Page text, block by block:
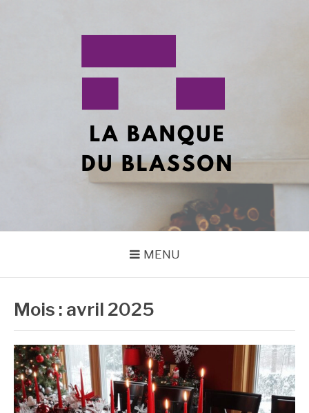
LA BANQUE DU
BLASON2
Tous vos sujets en décoration !
MENU
Mois : avril 2025